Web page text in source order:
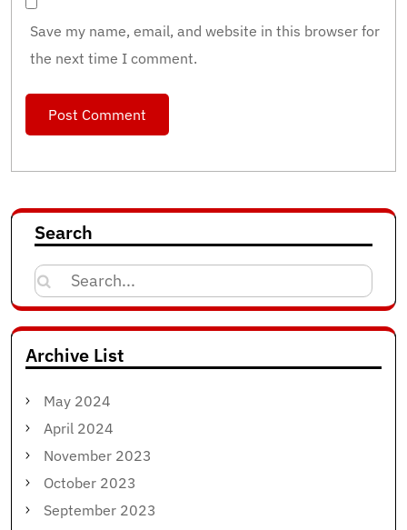
Save my name, email, and website in this browser for
the next time I comment.
Search
Search
for:
Archive List
May 2024
April 2024
November 2023
October 2023
September 2023